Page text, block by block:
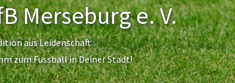
Merseburg e. V.
aus Leidenschaft
zum Fussball in Deiner Stadt!